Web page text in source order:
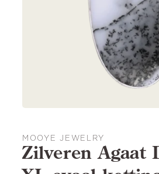
MOOYE JEWELRY
Zilveren Agaat